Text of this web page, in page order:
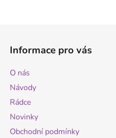
Informace pro vás
O nás
Návody
Rádce
Novinky
Obchodní podmínky